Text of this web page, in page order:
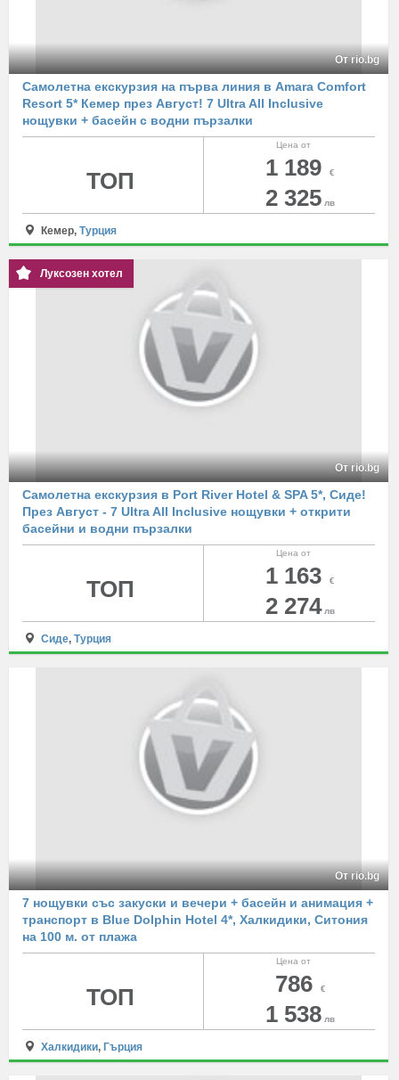
От rio.bg
Самолетна екскурзия на първа линия в Amara Comfort
Resort 5* Кемер през Август! 7 Ultra All Inclusive
нощувки + басейн с водни пързалки
Цена от
1 189 €
2 325 лв
ТОП
Кемер,Турция
Луксозен хотел
От rio.bg
Самолетна екскурзия в Port River Hotel & SPA 5*, Сиде!
През Август - 7 Ultra All Inclusive нощувки + открити
басейни и водни пързалки
Цена от
1 163 €
2 274 лв
ТОП
Сиде,Турция
От rio.bg
7 нощувки със закуски и вечери + басейн и анимация +
транспорт в Blue Dolphin Hotel 4*, Халкидики, Ситония
на 100 м. от плажа
Цена от
786 €
1 538 лв
ТОП
Халкидики, Гърция